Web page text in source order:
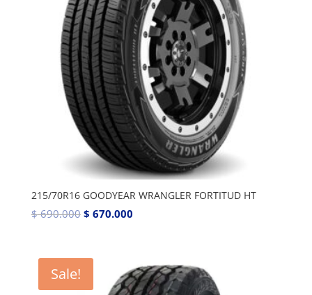
215/70R16 GOODYEAR WRANGLER FORTITUD HT
$690.000 $ 670.000
Sale!